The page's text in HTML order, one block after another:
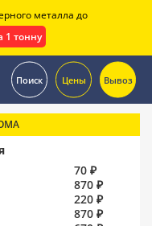
Поиск Цены Вывоз
70 ₽
870 ₽
220 ₽
870 ₽
металла до
1 тонну